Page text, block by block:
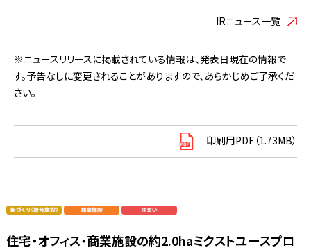
IRニュース一覧
※ニュースリリースに掲載されている情報は、発表日現在の情報で
す。予告なしに変更されることがありますので、あらかじめご了承くだ
さい。
印刷用PDF（1.73MB）
住宅・オフィス・商業施設の約2.0haミクストユースプロ